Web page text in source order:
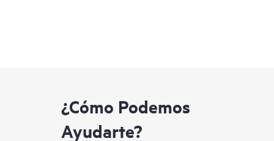
¿Cómo Podemos
Ayudarte?